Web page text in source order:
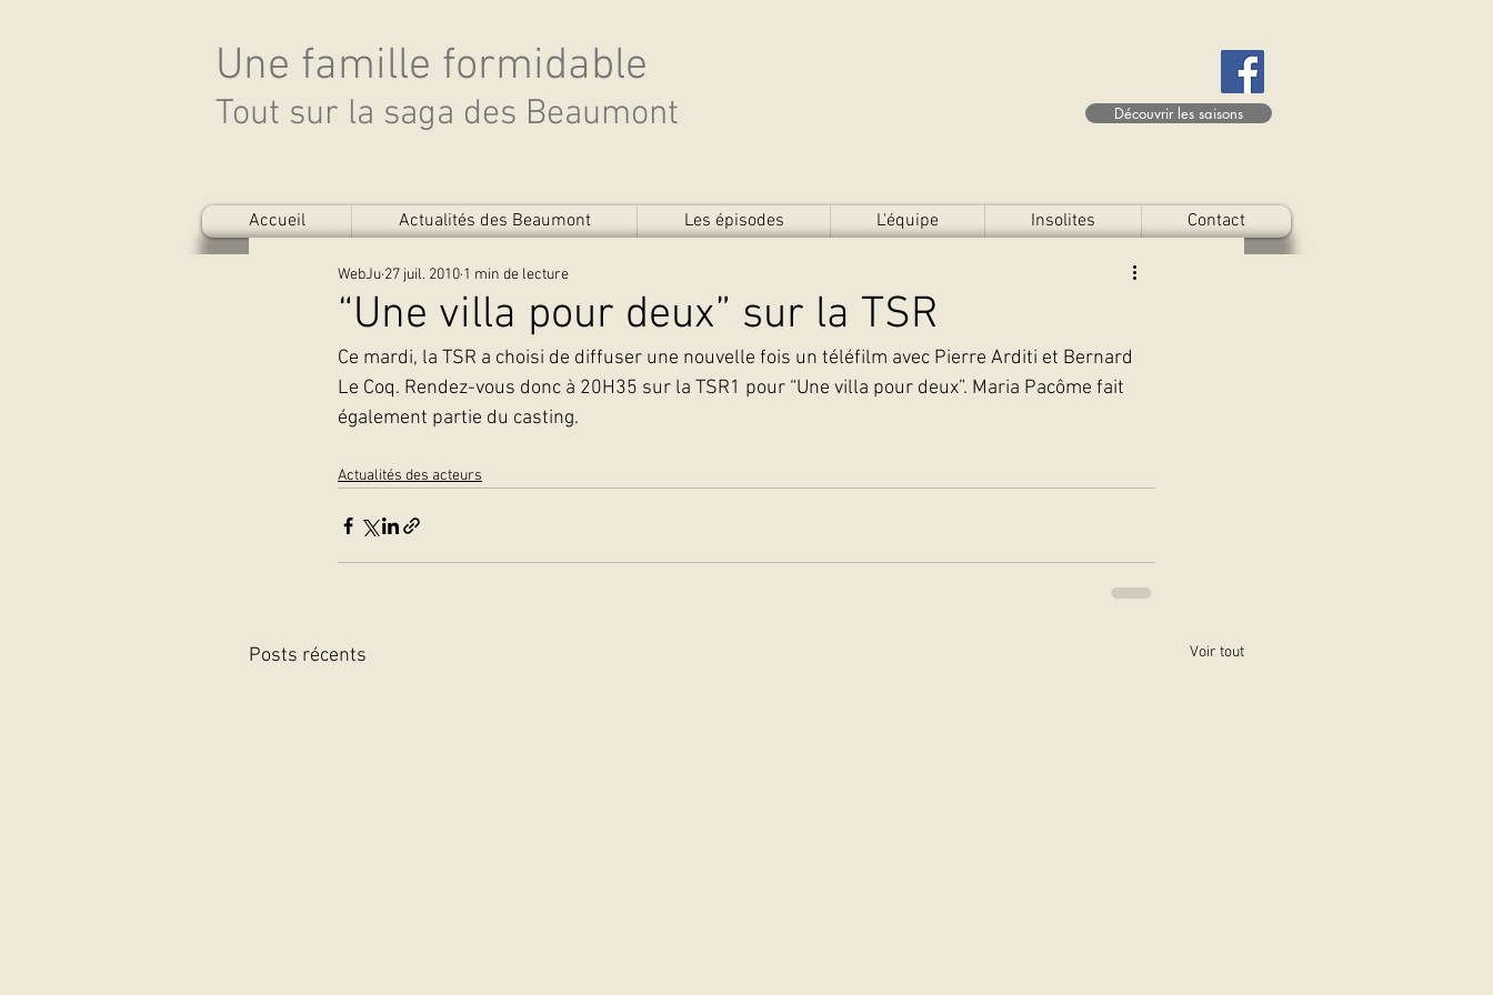
Une famille formidable
Tout sur la saga des Beaumont Découvrir les saisons
Accueil Actualités des Beaumont Les épisodes L'équipe Insolites Contact
“Une villa pour deux” sur la TSR
WebJu 27 juil. 2010 1 min de lecture
Ce mardi, la TSR a choisi de diffuser une nouvelle fois un téléfilm avec Pierre Arditi et Bernard
Le Coq. Rendez-vous donc à 20H35 sur la TSR1 pour “Une villa pour deux”. Maria Pacôme fait
également partie du casting.
Actualités des acteurs
Posts récents Voir tout